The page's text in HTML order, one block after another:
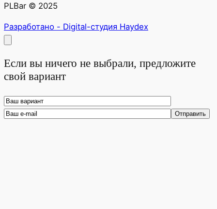
PLBar © 2025
Разработано - Digital-студия Haydex
Если вы ничего не выбрали, предложите
свой вариант